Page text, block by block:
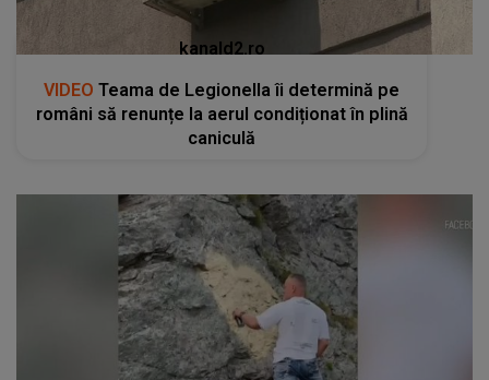
kanald2.ro
VIDEO Teama de Legionella îi determină pe
români să renunțe la aerul condiționat în plină
caniculă